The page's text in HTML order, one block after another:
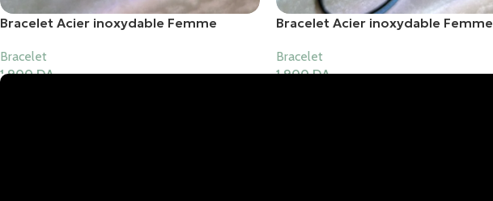
Bracelet Acier inoxydable Femme
Bracelet
1,900DA
Bracelet Acier inoxydable Femme
Bracelet
1,900DA